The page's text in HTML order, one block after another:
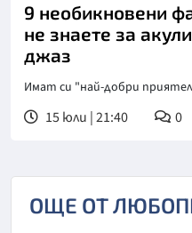
9 необикновени
не знаете за
джаз
Имат си "най-добри
15 юли | 21:40 0
ОЩЕ ОТ